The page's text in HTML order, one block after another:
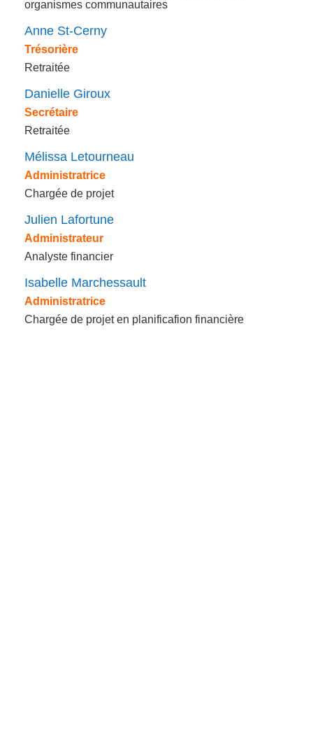
organismes communautaires
Anne St-Cerny
Trésorière
Retraitée
Danielle Giroux
Secrétaire
Retraitée
Mélissa Letourneau
Administratrice
Chargée de projet
Julien Lafortune
Administrateur
Analyste financier
Isabelle Marchessault
Administratrice
Chargée de projet en planificafion financière